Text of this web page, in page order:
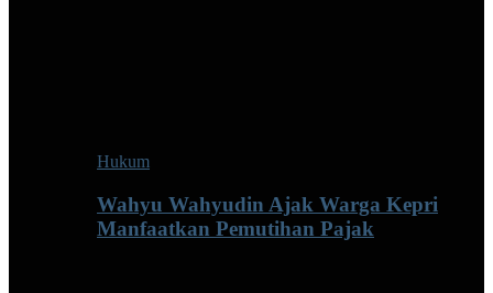
Hukum
Wahyu Wahyudin Ajak Warga Kepri
Manfaatkan Pemutihan Pajak